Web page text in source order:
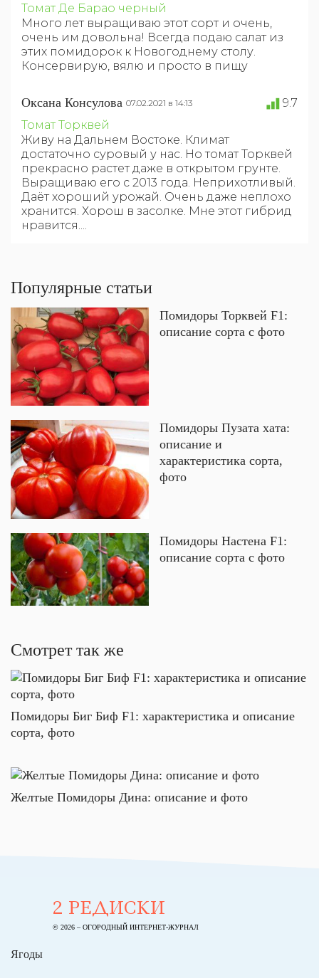
Томат Де Барао черный
Много лет выращиваю этот сорт и очень,
очень им довольна! Всегда подаю салат из
этих помидорок к Новогоднему столу.
Консервирую, вялю и просто в пищу
Оксана Консулова 07.02.2021 в 14:13
9.7
Томат Торквей
Живу на Дальнем Востоке. Климат
достаточно суровый у нас. Но томат Торквей
прекрасно растет даже в открытом грунте.
Выращиваю его с 2013 года. Неприхотливый.
Даёт хороший урожай. Очень даже неплохо
хранится. Хорош в засолке. Мне этот гибрид
нравится....
Популярные статьи
Помидоры Торквей F1:
описание сорта с фото
Помидоры Пузата хата:
описание и
характеристика сорта,
фото
Помидоры Настена F1:
описание сорта с фото
Смотрет так же
Помидоры Биг Биф F1: характеристика и описание
сорта, фото
Желтые Помидоры Дина: описание и фото
2 РЕДИСКИ
© 2026 – ОГОРОДНЫЙ ИНТЕРНЕТ-ЖУРНАЛ
Ягоды